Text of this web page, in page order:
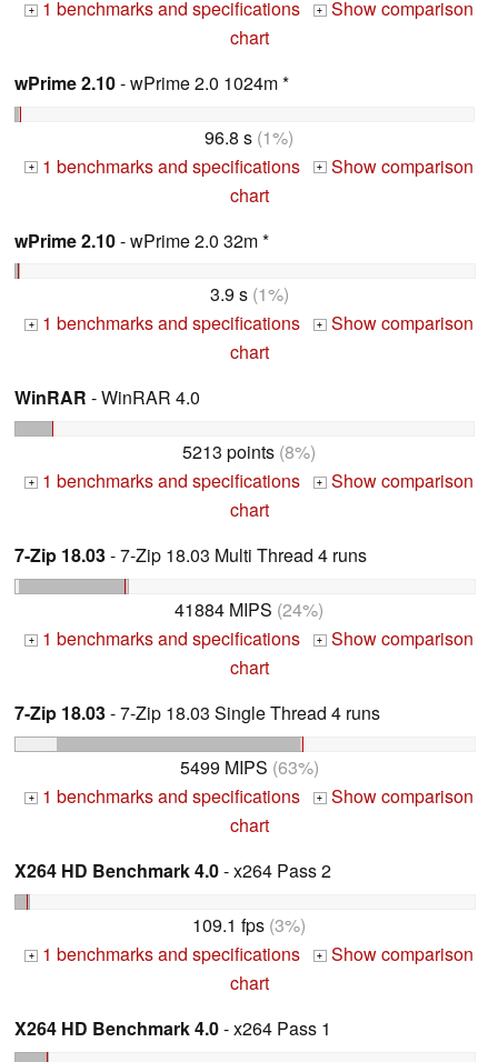
+ 1 benchmarks and specifications + Show comparison
chart
wPrime 2.10- wPrime 2.0 1024m *
96.8 s (1%)
+ 1 benchmarks and specifications + Show comparison
chart
wPrime 2.10- wPrime 2.0 32m *
3.9 s(1%)
+ 1 benchmarks and specifications + Show comparison
chart
WinRAR - WinRAR 4.0
5213 points (8%)
+ 1 benchmarks and specifications + Show comparison
chart
7-Zip 18.03- 7-Zip 18.03 Multi Thread 4 runs
41884 MIPS (24%)
+ 1 benchmarks and specifications + Show comparison
chart
7-Zip 18.03- 7-Zip 18.03 Single Thread 4 runs
5499 MIPS (63%)
+ 1 benchmarks and specifications + Show comparison
chart
X264 HD Benchmark 4.0- x264 Pass 2
109.1 fps (3%)
+ 1 benchmarks and specifications + Show comparison
chart
X264 HD Benchmark 4.0- x264 Pass 1